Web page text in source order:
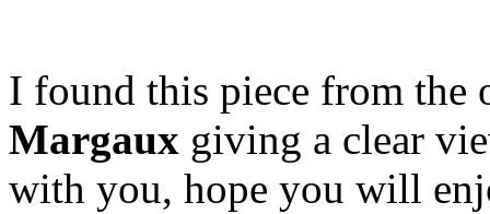
I found this piece from
Margaux giving a clear
with you, hope you will